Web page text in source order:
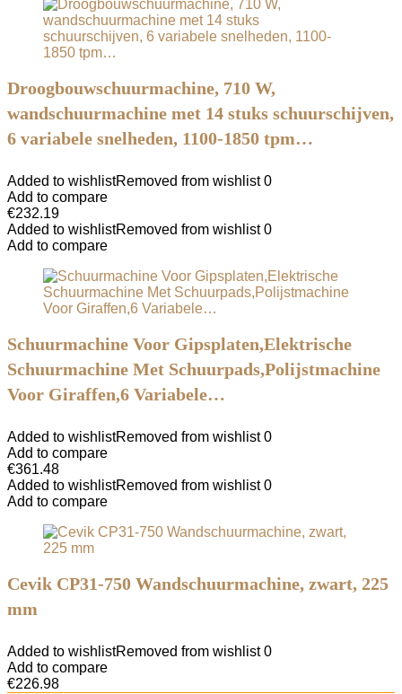
Droogbouwschuurmachine, 710 W,
wandschuurmachine met 14 stuks schuurschijven,
6 variabele snelheden, 1100-1850 tpm…
Added to wishlistRemoved from wishlist 0
Add to compare
€232.19
Added to wishlistRemoved from wishlist 0
Add to compare
Schuurmachine Voor Gipsplaten,Elektrische
Schuurmachine Met Schuurpads,Polijstmachine
Voor Giraffen,6 Variabele…
Added to wishlistRemoved from wishlist 0
Add to compare
€361.48
Added to wishlistRemoved from wishlist 0
Add to compare
Cevik CP31-750 Wandschuurmachine, zwart, 225
mm
Added to wishlistRemoved from wishlist 0
Add to compare
€226.98